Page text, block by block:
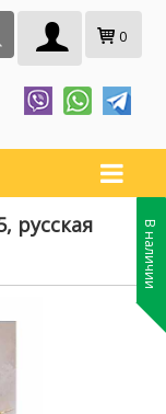
0
русская
В наличии